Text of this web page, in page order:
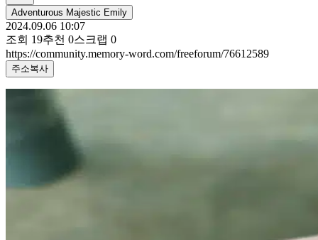
Adventurous Majestic Emily
2024.09.06 10:07
조회 19추천 0스크랩 0
https://community.memory-word.com/freeforum/76612589
주소복사